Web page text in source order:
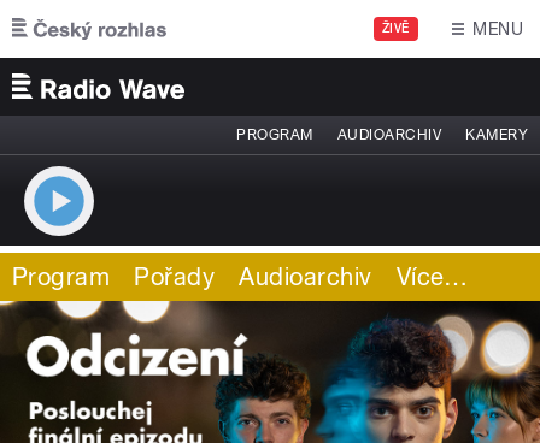
Přejít k hlavnímu obsahu
ŽIVĚ MENU
PROGRAM AUDIOARCHIV KAMERY
Program Pořady Audioarchiv Více…